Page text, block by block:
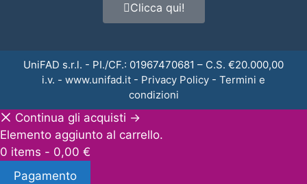
Clicca qui!
UniFAD s.r.l. - PI./CF.: 01967470681 – C.S. €20.000,00
i.v. - www.unifad.it - Privacy Policy - Termini e
condizioni
Continua gli acquisti →
Elemento aggiunto al carrello.
0 items - 0,00 €
Pagamento